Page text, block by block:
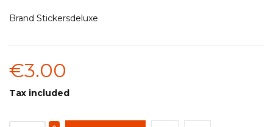
Brand Stickersdeluxe
€3.00
Tax included